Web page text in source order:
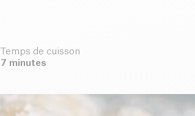
Temps de cuisson
7 minutes